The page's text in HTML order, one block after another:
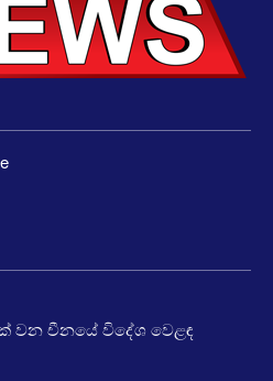
වන චීනයේ විදේශ වෙළඳ